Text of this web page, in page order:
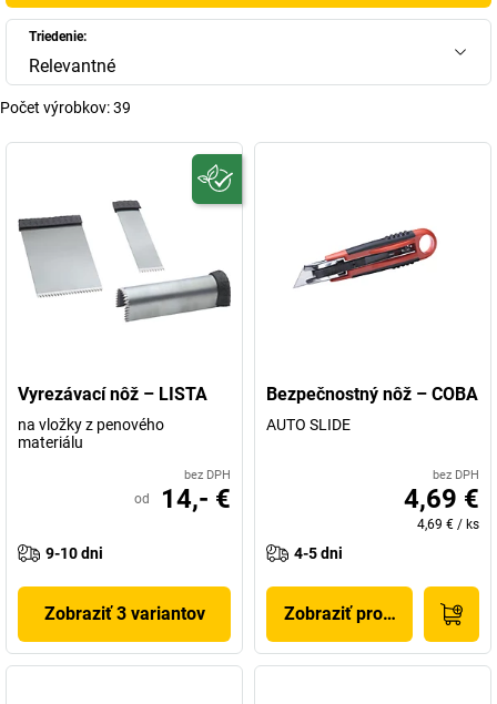
Triedenie:
Relevantné
Počet výrobkov:39
Vyrezávací nôž – LISTA
na vložky z penového
materiálu
bez DPH
od 14,- €
9-10 dni
Zobraziť 3 variantov
Bezpečnostný nôž – COBA
AUTO SLIDE
bez DPH
4,69 €
4,69 € / ks
4-5 dni
Zobraziť produkt